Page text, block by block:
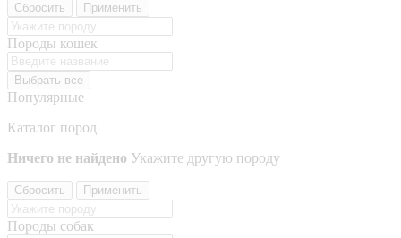
Сбросить Применить
Породы кошек
Выбрать все
Популярные
Каталог пород
Ничего не найдено Укажите другую породу
Сбросить Применить
Породы собак